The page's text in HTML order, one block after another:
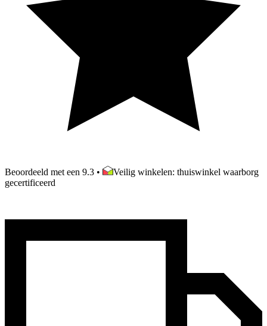
Beoordeeld met een 9.3 •
Veilig winkelen: thuiswinkel waarborg
gecertificeerd